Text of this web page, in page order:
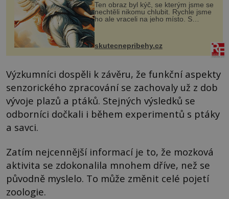
Ten obraz byl kýč, se kterým jsme se
nechtěli nikomu chlubit. Rychle jsme
ho ale vraceli na jeho místo. S
manželem Vaškem jsme si pořídili
chaloupku, takový domek na severu
Čech, kde jsme si naplánova...
skutecnepribehy.cz
Výzkumníci dospěli k závěru, že funkční aspekty
senzorického zpracování se zachovaly už z dob
vývoje plazů a ptáků. Stejných výsledků se
odborníci dočkali i během experimentů s ptáky
a savci.
Zatím nejcennější informací je to, že mozková
aktivita se zdokonalila mnohem dříve, než se
původně myslelo. To může změnit celé pojetí
zoologie.